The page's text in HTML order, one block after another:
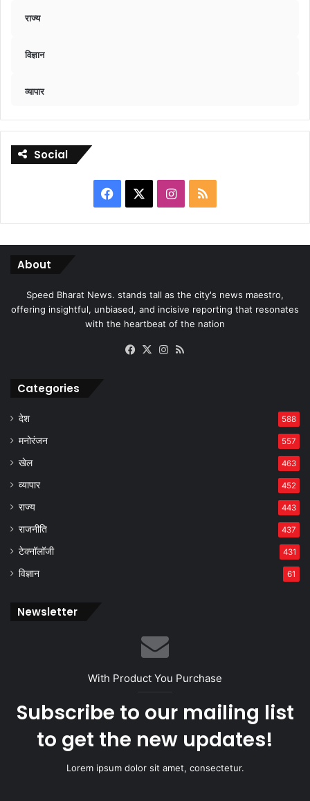
राज्य
विज्ञान
व्यापार
Social
Facebook Instagram
RSS
About
Speed Bharat News. stands tall as the city's news maestro,
offering insightful, unbiased, and incisive reporting that resonates
with the heartbeat of the nation
Facebook
X Instagram
Categories
देश 588
मनोरंजन 557
खेल 463
व्यापार 452
राज्य 443
राजनीति 437
टेक्नॉलॉजी 431
विज्ञान 61
Newsletter
With Product You Purchase
Subscribe to our mailing list
to get the new updates!
Lorem ipsum dolor sit amet, consectetur.